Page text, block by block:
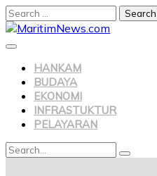
HANKAM
BUDAYA
EKONOMI
INFRASTUKTUR
PELAYARAN